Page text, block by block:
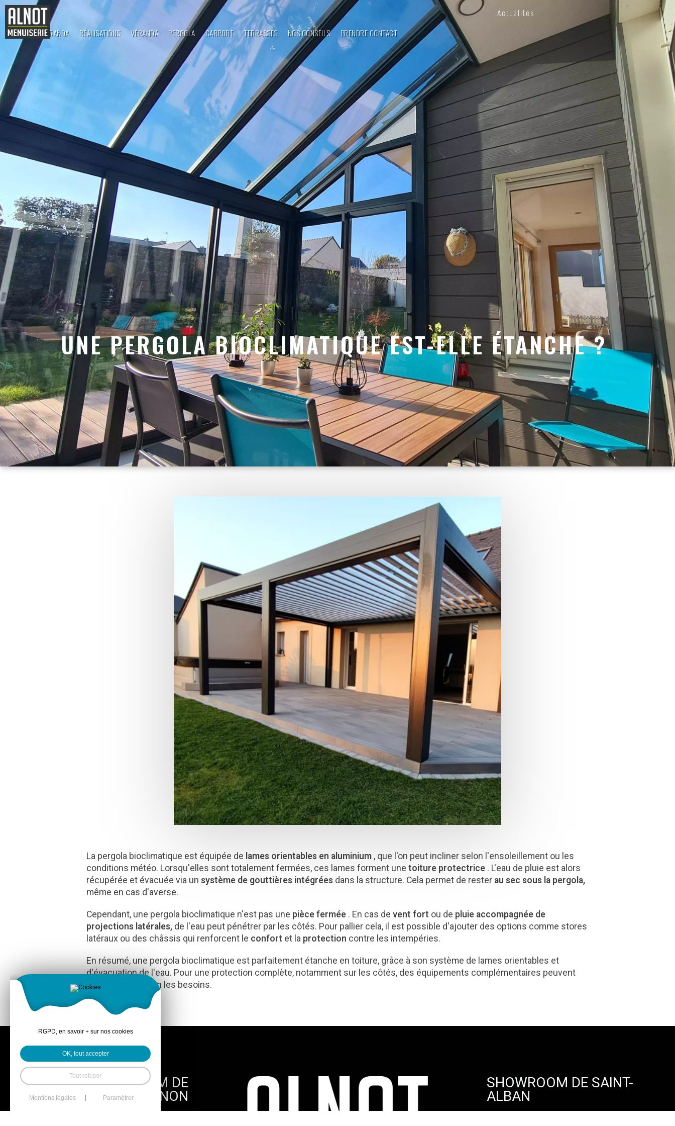
Actualités
ALNOT VÉRANDA
RÉALISATIONS VÉRANDA PERGOLA CARPORT TERRASSES NOS CONSEILS PRENDRE CONTACT
UNE PERGOLA BIOCLIMATIQUE EST-ELLE ÉTANCHE ?
La pergola bioclimatique est équipée de lames orientables en aluminium, que l'on peut incliner selon l'ensoleillement ou les
conditions météo. Lorsqu'elles sont totalement fermées, ces lames forment unetoiture protectrice. L'eau de pluie est alors
récupérée et évacuée via unsystème de gouttières intégréesdans la structure. Cela permet de resterau sec sous la pergola,
même en cas d'averse.
Cependant, une pergola bioclimatique n'est pas une pièce fermée. En cas devent fort ou de pluie accompagnée de
projections latérales,de l'eau peut pénétrer par les côtés. Pour pallier cela, il est possible d'ajouter des options comme stores
latéraux ou des châssis qui renforcent le confort et laprotection contre les intempéries.
En résumé, une pergola bioclimatique est parfaitement étanche en toiture, grâce à son système de lames orientables et
d'évacuation de l'eau. Pour une protection complète, notamment sur les côtés, des équipements complémentaires peuvent
être intégrés selon les besoins.
SHOWROOM DE
MATIGNON
SHOWROOM DE SAINT-
ALBAN
RGPD, en savoir + sur nos cookies
OK, tout accepter
Tout refuser
Mentions légales Paramétrer